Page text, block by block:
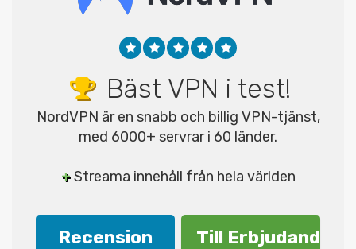
Bäst VPN i test!
NordVPN är en snabb och billig VPN-tjänst,
med 6000+ servrar i 60 länder.
+Streama innehåll från hela världen
Recension Till Erbjudande!